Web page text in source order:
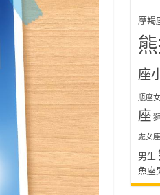
摩羯
座
瓶座
座
處女
男生
魚座